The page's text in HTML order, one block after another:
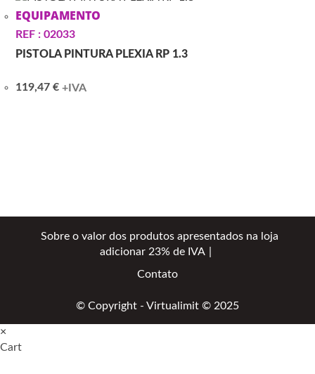
EQUIPAMENTO
REF : 02033
PISTOLA PINTURA PLEXIA RP 1.3
119,47€ +IVA
Sobre o valor dos produtos apresentados na loja
adicionar 23% de IVA
Contato
© Copyright - Virtualimit © 2025
×
Cart